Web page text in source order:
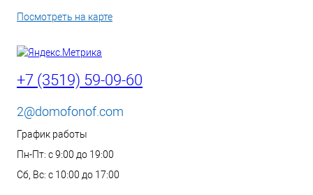
Посмотреть на карте
+7 (3519) 59-09-60
2@domofonof.com
График работы
Пн-Пт: с 9:00 до 19:00
Сб, Вс: с 10:00 до 17:00